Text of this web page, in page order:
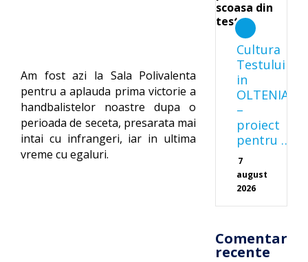
Am fost azi la Sala Polivalenta
pentru a aplauda prima victorie a
handbalistelor noastre dupa o
perioada de seceta, presarata mai
intai cu infrangeri, iar in ultima
vreme cu egaluri.
Cultura
Testului
in
OLTENIA
–
proiect
pentru …
7
august
2026
Comentarii
recente